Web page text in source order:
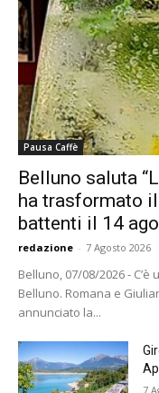
Pausa Caffè
Belluno saluta
ha trasformato
battenti il 14
redazione - 7 Agosto 2026
Belluno, 07/08/2026 -
Belluno. Romana e
annunciato la...
7